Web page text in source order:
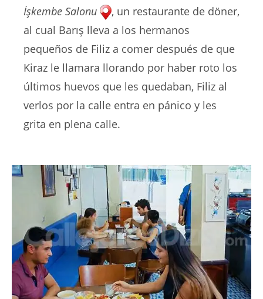
İşkembe Salonu
, un restaurante de döner,
al cual Barış lleva a los hermanos
pequeños de Filiz a comer después de que
Kiraz le llamara llorando por haber roto los
últimos huevos que les quedaban, Filiz al
verlos por la calle entra en pánico y les
grita en plena calle.